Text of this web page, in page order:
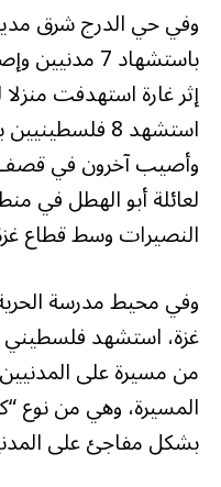
وفي حي الدرج شرق
باستشهاد 7
إثر غارة استهدفت
وأصيب آخرون في قصف
لعائلة أبو الهطل في
النصيرات وسط قطاع
وفي محيط مدرسة
غزة، استشهد فلسطيني
من مسيرة على
المسيرة، وهي من نوع
بشكل مفاجئ على